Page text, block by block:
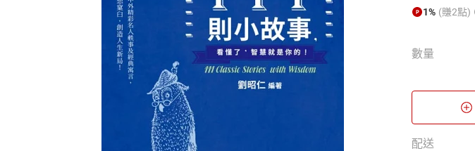
1% (賺2點)
數量
配送